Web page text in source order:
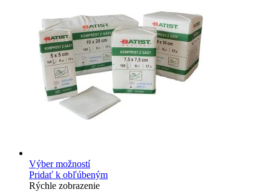
Výber možností
Pridať k obľúbeným
Rýchle zobrazenie